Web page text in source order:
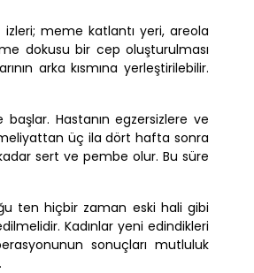
meme katlantı yeri, areola
dokusu bir cep oluşturulması
arka kısmına yerleştirilebilir.
Hastanın egzersizlere ve
üç ila dört hafta sonra
sert ve pembe olur. Bu süre
ten hiçbir zaman eski hali gibi
Kadınlar yeni edindikleri
sonuçları mutluluk